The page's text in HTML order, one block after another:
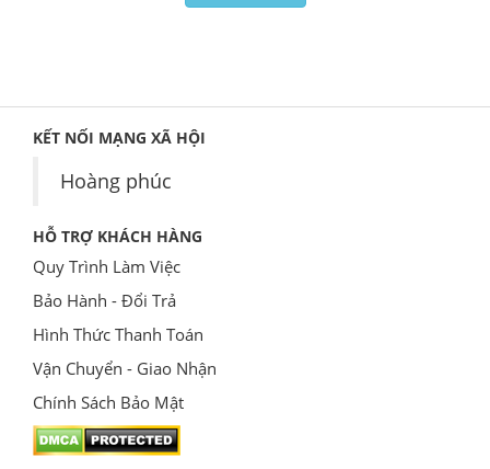
KẾT NỐI MẠNG XÃ HỘI
Hoàng phúc
HỖ TRỢ KHÁCH HÀNG
Quy Trình Làm Việc
Bảo Hành - Đổi Trả
Hình Thức Thanh Toán
Vận Chuyển - Giao Nhận
Chính Sách Bảo Mật